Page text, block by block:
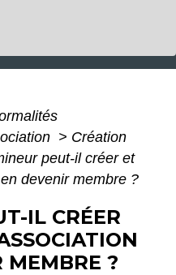
> Création
peut-il créer et
devenir membre ?
IL CRÉER
MEMBRE ?